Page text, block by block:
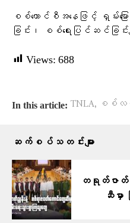
စစ်ကောင်စီအနေဖြင့် ရှမ်းမ
ခြင်း၊ စစ်ရေးပြင်ဆင်ခြင်
Views: 688
In this article: TNLA, စစ်
ဆက်စပ်သတင်းများ
တရုတ်ဇာတ်
ဆီမှာ